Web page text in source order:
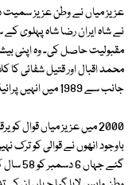
عزیز میاں نے وطن عزیز سمیت
نے شاہ ایران رضا شاہ پہلوی کے
مقبولیت حاصل کی۔ وہ اپنی
محمد اقبال اور قتیل شفائی کا
جانب سے 1989 میں انہیں پرائیڈ آف پرفارمنس سے نوازا گیا۔
2000 میں عزیز میاں قوال
باوجود انھوں نے قوالی کو ترک
گئے